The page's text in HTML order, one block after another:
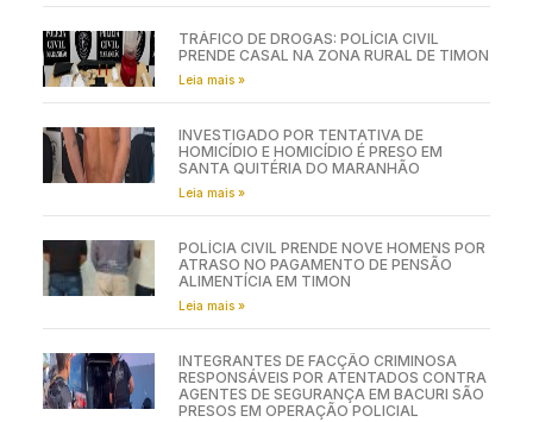
TRÁFICO DE DROGAS: POLÍCIA CIVIL
PRENDE CASAL NA ZONA RURAL DE TIMON
Leia mais »
INVESTIGADO POR TENTATIVA DE
HOMICÍDIO E HOMICÍDIO É PRESO EM
SANTA QUITÉRIA DO MARANHÃO
Leia mais »
POLÍCIA CIVIL PRENDE NOVE HOMENS POR
ATRASO NO PAGAMENTO DE PENSÃO
ALIMENTÍCIA EM TIMON
Leia mais »
INTEGRANTES DE FACÇÃO CRIMINOSA
RESPONSÁVEIS POR ATENTADOS CONTRA
AGENTES DE SEGURANÇA EM BACURI SÃO
PRESOS EM OPERAÇÃO POLICIAL